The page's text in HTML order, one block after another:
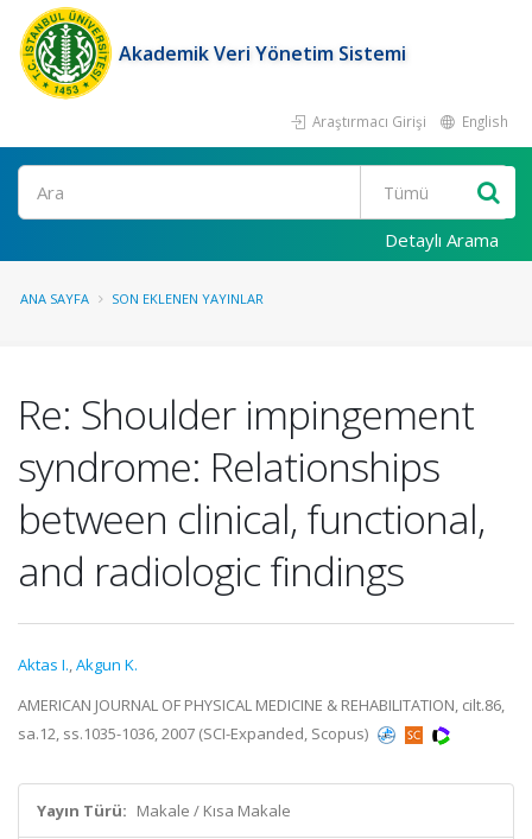
Akademik Veri Yönetim Sistemi
Araştırmacı Girişi English
Ara
Detaylı Arama
ANA SAYFA SON EKLENEN YAYINLAR
Re: Shoulder impingement
syndrome: Relationships
between clinical, functional,
and radiologic findings
Aktas I.,Akgun K.
AMERICAN JOURNAL OF PHYSICAL MEDICINE & REHABILITATION, cilt.86,
sa.12, ss.1035-1036, 2007 (SCI-Expanded, Scopus)
Yayın Türü: Makale / Kısa Makale